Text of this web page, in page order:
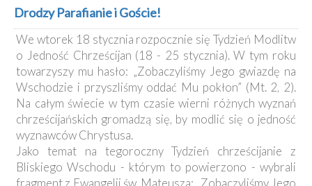
Kancelaria
Galeria
Nowy
Staw
Kapituła
Kolegiacka
Duszpasterze
Polecane
Drodzy Parafianie i Goście!
We wtorek 18 stycznia rozpocznie się Tydzień Modlitw
o Jedność Chrześcijan (18 - 25 stycznia). W tym roku
towarzyszy mu hasło: „Zobaczyliśmy Jego gwiazdę na
Wschodzie i przyszliśmy oddać Mu pokłon” (Mt. 2, 2).
Na całym świecie w tym czasie wierni różnych wyznań
chrześcijańskich gromadzą się, by modlić się o jedność
wyznawców Chrystusa.
Jako temat na tegoroczny Tydzień chrześcijanie z
Bliskiego Wschodu - którym to powierzono - wybrali
fragment z Ewangelii św. Mateusza: „Zobaczyliśmy Jego